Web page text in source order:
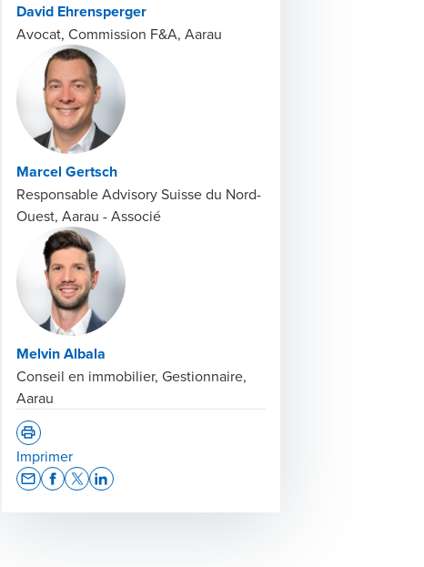
David Ehrensperger
Avocat, Commission F&A, Aarau
Marcel Gertsch
Responsable Advisory Suisse du Nord-
Ouest, Aarau - Associé
Melvin Albala
Conseil en immobilier, Gestionnaire,
Aarau
Imprimer